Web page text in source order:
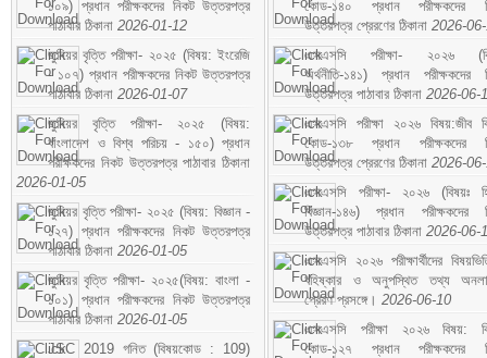
১০৯) প্রধান পরীক্ষকদের নিকট উত্তরপত্র
পাঠাবার ঠিকানা 2026-01-12
জুনিয়র বৃত্তি পরীক্ষা- ২০২৫ (বিষয়: ইংরেজি
- ১০৭) প্রধান পরীক্ষকদের নিকট উত্তরপত্র
পাঠাবার ঠিকানা 2026-01-07
জুনিয়র বৃত্তি পরীক্ষা- ২০২৫ (বিষয়:
বাংলাদেশ ও বিশ্ব পরিচয় - ১৫০) প্রধান
পরীক্ষকদের নিকট উত্তরপত্র পাঠাবার ঠিকানা
2026-01-05
জুনিয়র বৃত্তি পরীক্ষা- ২০২৫ (বিষয়: বিজ্ঞান -
১২৭) প্রধান পরীক্ষকদের নিকট উত্তরপত্র
পাঠাবার ঠিকানা 2026-01-05
জুনিয়র বৃত্তি পরীক্ষা- ২০২৫(বিষয়: বাংলা -
১০১) প্রধান পরীক্ষকদের নিকট উত্তরপত্র
পাঠাবার ঠিকানা 2026-01-05
JSC 2019 গনিত (বিষয়কোড : 109)
কোড-১৪০ প্রধান পরীক্ষকদের
উত্তরপত্র প্রেরণের ঠিকানা 2026-
এসএসসি পরীক্ষা- ২০২৬
অর্থনীতি-১৪১) প্রধান পরীক্ষকদের
উত্তরপত্র পাঠাবার ঠিকানা 2026-06-
এসএসসি পরীক্ষা ২০২৬ বিষয়:জীব
কোড-১৩৮ প্রধান পরীক্ষকদের
উত্তরপত্র প্রেরণের ঠিকানা 2026-
এসএসসি পরীক্ষা- ২০২৬ (বিষয়ঃ
বিজ্ঞান-১৪৬) প্রধান পরীক্ষকদের
উত্তরপত্র পাঠাবার ঠিকানা 2026-06-
এসএসসি ২০২৬ পরীক্ষার্থীদের
বহিষ্কার ও অনুপস্থিত তথ্য
প্রেরণ প্রসঙ্গে। 2026-06-10
এসএসসি পরীক্ষা ২০২৬ বিষয়:
কোড-১২৭ প্রধান পরীক্ষকদের